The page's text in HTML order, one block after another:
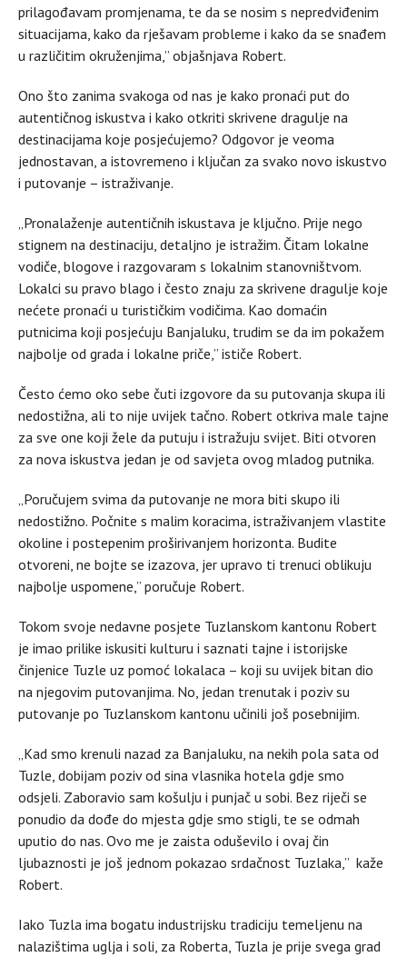
prilagođavam promjenama, te da se nosim s nepredviđenim
situacijama, kako da rješavam probleme i kako da se snađem
u različitim okruženjima,” objašnjava Robert.
Ono što zanima svakoga od nas je kako pronaći put do
autentičnog iskustva i kako otkriti skrivene dragulje na
destinacijama koje posjećujemo? Odgovor je veoma
jednostavan, a istovremeno i ključan za svako novo iskustvo
i putovanje – istraživanje.
„Pronalaženje autentičnih iskustava je ključno. Prije nego
stignem na destinaciju, detaljno je istražim. Čitam lokalne
vodiče, blogove i razgovaram s lokalnim stanovništvom.
Lokalci su pravo blago i često znaju za skrivene dragulje koje
nećete pronaći u turističkim vodičima. Kao domaćin
putnicima koji posjećuju Banjaluku, trudim se da im pokažem
najbolje od grada i lokalne priče,” ističe Robert.
Često ćemo oko sebe čuti izgovore da su putovanja skupa ili
nedostižna, ali to nije uvijek tačno. Robert otkriva male tajne
za sve one koji žele da putuju i istražuju svijet. Biti otvoren
za nova iskustva jedan je od savjeta ovog mladog putnika.
„Poručujem svima da putovanje ne mora biti skupo ili
nedostižno. Počnite s malim koracima, istraživanjem vlastite
okoline i postepenim proširivanjem horizonta. Budite
otvoreni, ne bojte se izazova, jer upravo ti trenuci oblikuju
najbolje uspomene,” poručuje Robert.
Tokom svoje nedavne posjete Tuzlanskom kantonu Robert
je imao prilike iskusiti kulturu i saznati tajne i istorijske
činjenice Tuzle uz pomoć lokalaca – koji su uvijek bitan dio
na njegovim putovanjima. No, jedan trenutak i poziv su
putovanje po Tuzlanskom kantonu učinili još posebnijim.
„Kad smo krenuli nazad za Banjaluku, na nekih pola sata od
Tuzle, dobijam poziv od sina vlasnika hotela gdje smo
odsjeli. Zaboravio sam košulju i punjač u sobi. Bez riječi se
ponudio da dođe do mjesta gdje smo stigli, te se odmah
uputio do nas. Ovo me je zaista oduševilo i ovaj čin
ljubaznosti je još jednom pokazao srdačnost Tuzlaka,” kaže
Robert.
Iako Tuzla ima bogatu industrijsku tradiciju temeljenu na
nalazištima uglja i soli, za Roberta, Tuzla je prije svega grad